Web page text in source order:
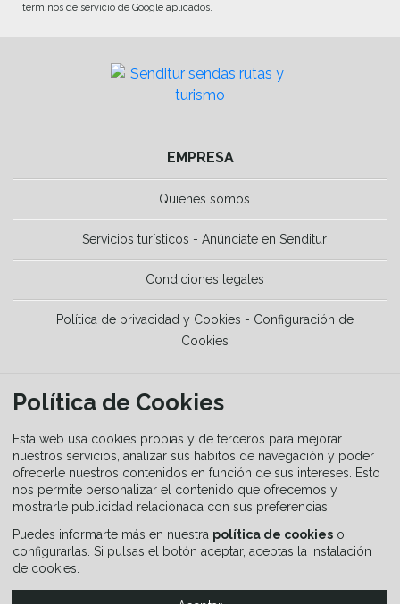
EMPRESA
Quienes somos
Servicios turísticos - Anúnciate en Senditur
Condiciones legales
Política de privacidad y Cookies - Configuración de
Cookies
HERRAMIENTAS
La Guía del senderista
Equipamiento
Guía de señalización
términos de servicio de Google aplicados.
Política de Cookies
Esta web usa cookies propias y de terceros para mejorar
nuestros servicios, analizar sus hábitos de navegación y poder
ofrecerle nuestros contenidos en función de sus intereses. Esto
nos permite personalizar el contenido que ofrecemos y
mostrarle publicidad relacionada con sus preferencias.
Puedes informarte más en nuestra política de cookies o
configurarlas. Si pulsas el botón aceptar, aceptas la instalación
de cookies.